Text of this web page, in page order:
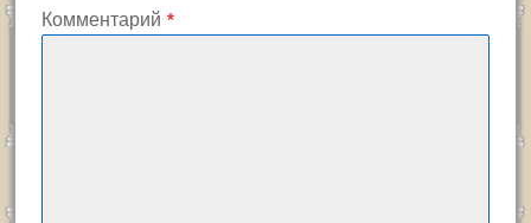
Комментарий *